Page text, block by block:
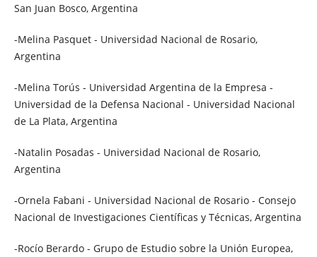
San Juan Bosco, Argentina
-Melina Pasquet - Universidad Nacional de Rosario,
Argentina
-Melina Torús - Universidad Argentina de la Empresa -
Universidad de la Defensa Nacional - Universidad Nacional
de La Plata, Argentina
-Natalin Posadas - Universidad Nacional de Rosario,
Argentina
-Ornela Fabani - Universidad Nacional de Rosario - Consejo
Nacional de Investigaciones Científicas y Técnicas, Argentina
-Rocío Berardo - Grupo de Estudio sobre la Unión Europea,